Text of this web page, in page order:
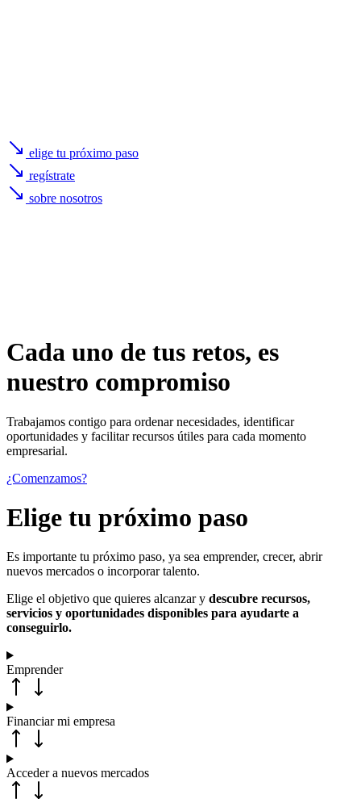
elige tu próximo paso
regístrate
sobre nosotros
Cada uno de tus retos, es
nuestro compromiso
Trabajamos contigo para ordenar necesidades, identificar
oportunidades y facilitar recursos útiles para cada momento
empresarial.
¿Comenzamos?
Elige tu próximo paso
Es importante tu próximo paso, ya sea emprender, crecer, abrir
nuevos mercados o incorporar talento.
Elige el objetivo que quieres alcanzar y descubre recursos,
servicios y oportunidades disponibles para ayudarte a
conseguirlo.
Emprender
Financiar mi empresa
Acceder a nuevos mercados